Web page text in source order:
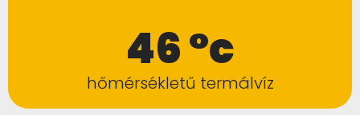
46 °c
hőmérsékletű termálvíz